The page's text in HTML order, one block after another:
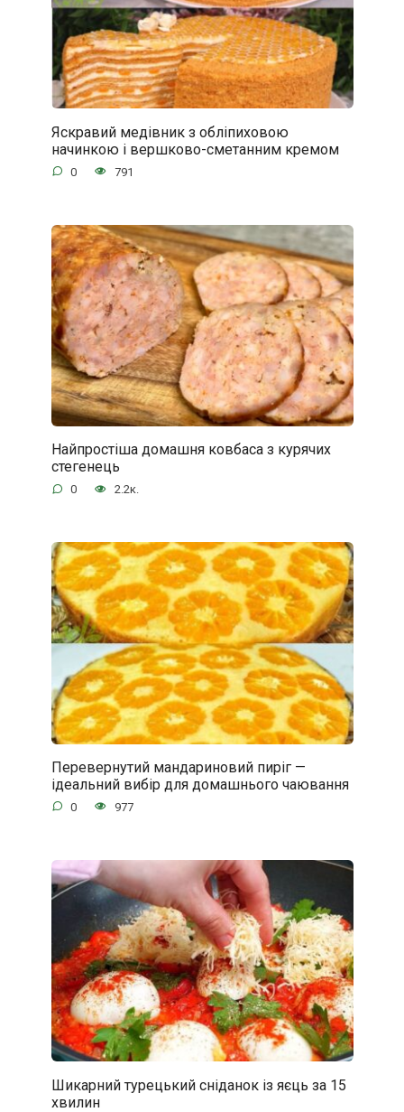
Яскравий медівник з обліпиховою
начинкою і вершково-сметанним кремом
0 791
Найпростіша домашня ковбаса з курячих
стегенець
0 2.2к.
Перевернутий мандариновий пиріг —
ідеальний вибір для домашнього чаювання
0 977
Шикарний турецький сніданок із яєць за 15
хвилин